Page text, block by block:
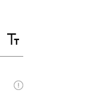
텍
트